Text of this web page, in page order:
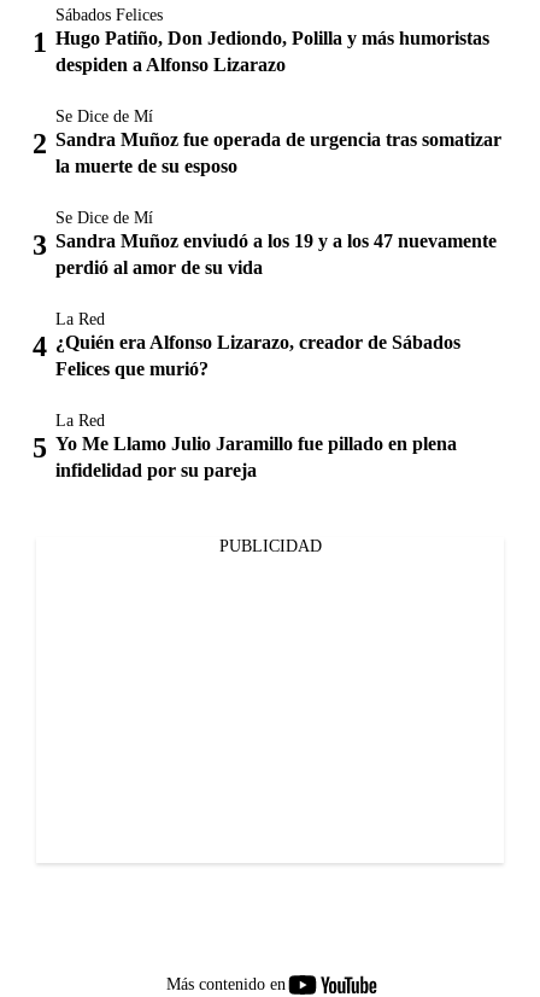
Sábados Felices
Hugo Patiño, Don Jediondo, Polilla y más humoristas
despiden a Alfonso Lizarazo
Se Dice de Mí
Sandra Muñoz fue operada de urgencia tras somatizar
la muerte de su esposo
Se Dice de Mí
Sandra Muñoz enviudó a los 19 y a los 47 nuevamente
perdió al amor de su vida
La Red
¿Quién era Alfonso Lizarazo, creador de Sábados
Felices que murió?
La Red
Yo Me Llamo Julio Jaramillo fue pillado en plena
infidelidad por su pareja
PUBLICIDAD
Más contenido en
youtube-